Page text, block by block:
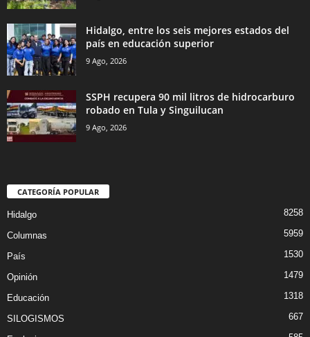
Hidalgo, entre los seis mejores estados del
país en educación superior
9 Ago, 2026
SSPH recupera 90 mil litros de hidrocarburo
robado en Tula y Singuilucan
9 Ago, 2026
CATEGORÍA POPULAR
Hidalgo 8258
Columnas 5959
País 1530
Opinión 1479
Educación 1318
SILOGISMOS 667